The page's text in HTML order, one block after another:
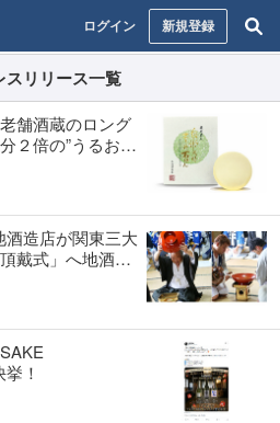
ログイン 新規登録
スリリース一覧
舗酒蔵のロング
２倍の”うるおい
ル
酒造店が関東三大
戴式」へ地酒を
酒ガーデン」を
！